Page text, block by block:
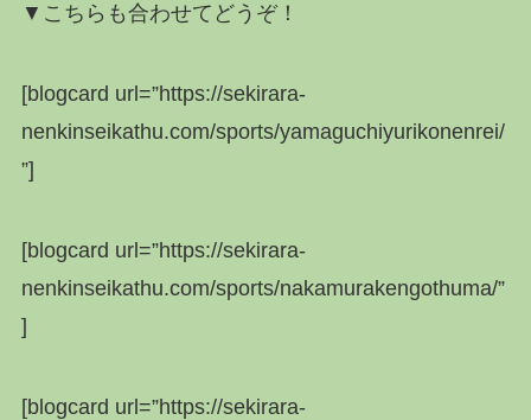
▼こちらも合わせてどうぞ！
[blogcard url=”https://sekirara-
nenkinseikathu.com/sports/yamaguchiyurikonenrei/
”]
[blogcard url=”https://sekirara-
nenkinseikathu.com/sports/nakamurakengothuma/”
]
[blogcard url=”https://sekirara-